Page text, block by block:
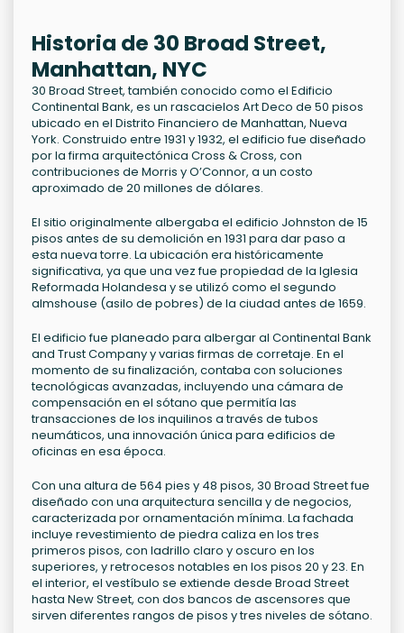
Historia de 30 Broad Street,
Manhattan, NYC
30 Broad Street, también conocido como el Edificio
Continental Bank, es un rascacielos Art Deco de 50 pisos
ubicado en el Distrito Financiero de Manhattan, Nueva
York. Construido entre 1931 y 1932, el edificio fue diseñado
por la firma arquitectónica Cross & Cross, con
contribuciones de Morris y O’Connor, a un costo
aproximado de 20 millones de dólares.
El sitio originalmente albergaba el edificio Johnston de 15
pisos antes de su demolición en 1931 para dar paso a
esta nueva torre. La ubicación era históricamente
significativa, ya que una vez fue propiedad de la Iglesia
Reformada Holandesa y se utilizó como el segundo
almshouse (asilo de pobres) de la ciudad antes de 1659.
El edificio fue planeado para albergar al Continental Bank
and Trust Company y varias firmas de corretaje. En el
momento de su finalización, contaba con soluciones
tecnológicas avanzadas, incluyendo una cámara de
compensación en el sótano que permitía las
transacciones de los inquilinos a través de tubos
neumáticos, una innovación única para edificios de
oficinas en esa época.
Con una altura de 564 pies y 48 pisos, 30 Broad Street fue
diseñado con una arquitectura sencilla y de negocios,
caracterizada por ornamentación mínima. La fachada
incluye revestimiento de piedra caliza en los tres
primeros pisos, con ladrillo claro y oscuro en los
superiores, y retrocesos notables en los pisos 20 y 23. En
el interior, el vestíbulo se extiende desde Broad Street
hasta New Street, con dos bancos de ascensores que
sirven diferentes rangos de pisos y tres niveles de sótano.